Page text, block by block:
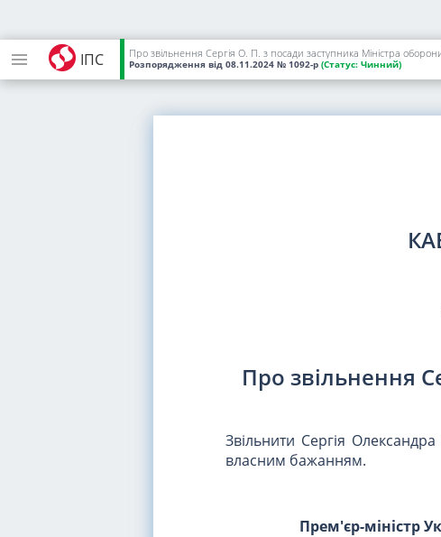
ІПС Про звільнення Сергія О. П. з посади заступника Міністра
Розпорядження від 08.11.2024 № 1092-р (Статус: Чинний)
Про звільнення
Звільнити Сергія
власним бажанням.
Прем'єр-міністр